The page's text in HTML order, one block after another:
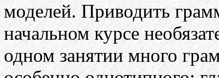
моделей. Приводить
начальном курсе
одном занятии много